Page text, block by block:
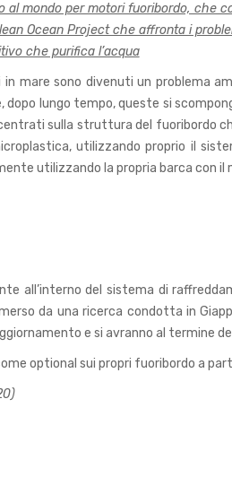
al mondo per motori fuoribordo, che
Ocean Project che affronta i
che purifica l’acqua
mare sono divenuti un problema
dopo lungo tempo, queste si
sulla struttura del fuoribordo
utilizzando proprio il
utilizzando la propria barca con il
all’interno del sistema di
da una ricerca condotta in
e si avranno al termine
optional sui propri fuoribordo a